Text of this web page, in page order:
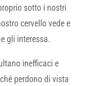
sotto i nostri
cervello vede e
gli interessa.
inefficaci e
perdono di vista